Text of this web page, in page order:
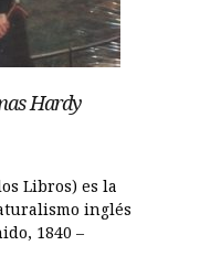
Hardy
Libros) es la
inglés
1840 –